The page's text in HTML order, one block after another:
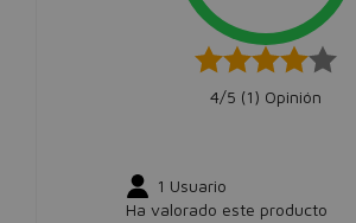
4/5 (1) Opinión
1 Usuario
Ha valorado este producto